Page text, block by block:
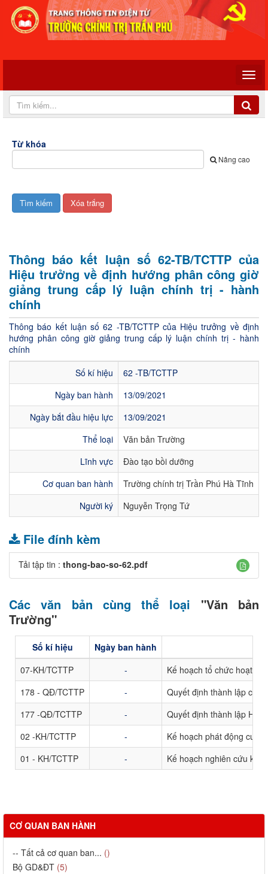
Từ khóa
Nâng cao
Thông báo kết luận số 62-TB/TCTTP của
Hiệu trưởng về định hướng phân công giờ
giảng trung cấp lý luận chính trị - hành
chính
Thông báo kết luận số 62 -TB/TCTTP của Hiệu trưởng về định
hướng phân công giờ giảng trung cấp lý luận chính trị - hành
chính
Số kí hiệu
62 -TB/TCTTP
Ngày ban hành
13/09/2021
Ngày bắt đầu hiệu lực
13/09/2021
Thể loại
Văn bản Trường
Lĩnh vực
Đào tạo bồi dưỡng
Cơ quan ban hành
Trường chính trị Trần Phú Hà Tĩnh
Người ký
Nguyễn Trọng Tứ
File đính kèm
Tải tập tin : thong-bao-so-62.pdf
Các văn bản cùng thể loại "Văn bản
Trường"
Số kí hiệu
Ngày ban hành
07-KH/TCTTP
-
Kế hoạch tổ chức hoạt
178 - QĐ/TCTTP
-
Quyết định thành lập các
177 -QĐ/TCTTP
-
Quyết định thành lập Hội
02 -KH/TCTTP
-
Kế hoạch phát động
01 - KH/TCTTP
- Kế hoạch nghiên cứu
CƠ QUAN BAN HÀNH
-- Tất cả cơ quan ban... ()
Bộ GD&ĐT (5)